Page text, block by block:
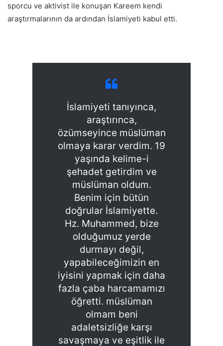
sporcu ve aktivist ile konuşan Kareem kendi
araştırmalarının da ardından İslamiyeti kabul etti.
İslamiyeti tanıyınca,
araştırınca,
özümseyince müslüman
olmaya karar verdim. 19
yaşında kelime-i
şehadet getirdim ve
müslüman oldum.
Benim için bütün
doğrular İslamiyette.
Hz. Muhammed, bize
olduğumuz yerde
durmayı değil,
yapabileceğimizin en
iyisini yapmak için daha
fazla çaba harcamamızı
öğretti. müslüman
olmam beni
adaletsizliğe karşı
savaşmaya ve eşitlik ile